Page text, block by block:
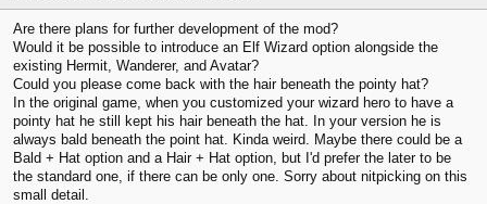
Are there plans for further development of the mod?
Would it be possible to introduce an Elf Wizard option alongside the
existing Hermit, Wanderer, and Avatar?
Could you please come back with the hair beneath the pointy hat?
In the original game, when you customized your wizard hero to have a
pointy hat he still kept his hair beneath the hat. In your version he is
always bald beneath the point hat. Kinda weird. Maybe there could be a
Bald + Hat option and a Hair + Hat option, but I'd prefer the later to be
the standard one, if there can be only one. Sorry about nitpicking on this
small detail.